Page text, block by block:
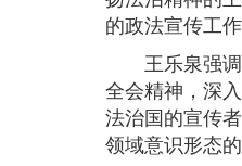
的政法宣传工
王乐泉强调
全会精神，深
法治国的宣传
领域意识形态